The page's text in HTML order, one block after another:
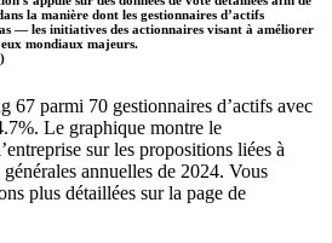
la manière dont les gestionnaires d’actifs
— les initiatives des actionnaires visant à améliorer
mondiaux majeurs.
67 parmi 70 gestionnaires d’actifs avec
Le graphique montre le
sur les propositions liées à
annuelles de 2024. Vous
plus détaillées sur la page de